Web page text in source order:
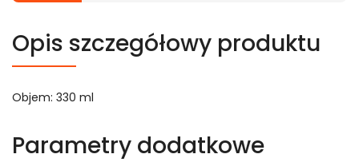
Opis szczegółowy produktu
Objem: 330 ml
Parametry dodatkowe